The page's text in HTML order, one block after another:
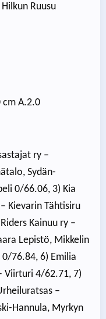
Ruusu
cm A.2.0
ry –
Sydän-
0/66.06, 3) Kia
Kievarin Tähtisiru
Kainuu ry –
Lepistö, Mikkelin
76.84, 6) Emilia
Viirturi 4/62.71, 7)
–
Hannula, Myrkyn